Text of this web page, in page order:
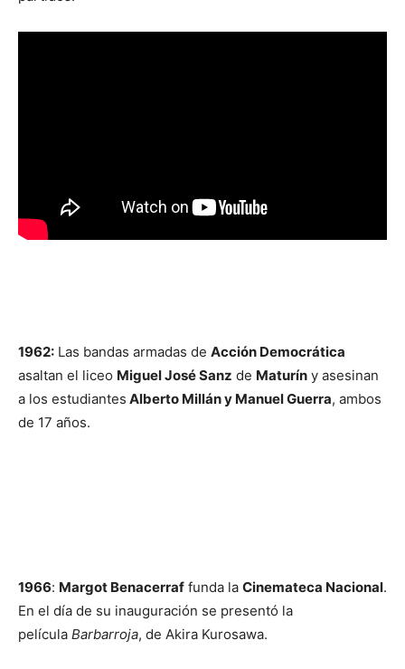
1962: Las bandas armadas de Acción Democrática
asaltan el liceo Miguel José Sanz de Maturín y asesinan
a los estudiantes Alberto Millán y Manuel Guerra, ambos
de 17 años.
1966: Margot Benacerraf funda la Cinemateca Nacional.
En el día de su inauguración se presentó la
película Barbarroja, de Akira Kurosawa.